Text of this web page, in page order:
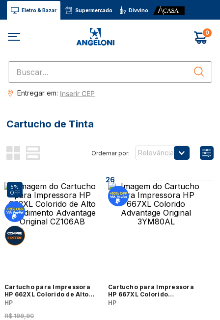
Eletro & Bazar Supermercado Divvino
0
Buscar...
Entregar em: Inserir CEP
Cartucho de Tinta
Relevância
26
5%
OFF
Cartucho para Impressora
HP 662XL Colorido de Alto
Rendimento Advantage
HP
R$ 199,90
Cartucho para Impressora
HP 667XL Colorido
Advantage Original 3YM80AL
HP